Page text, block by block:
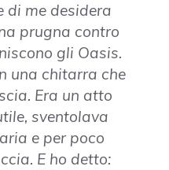
di me desidera
prugna contro
gli Oasis.
una chitarra che
Era un atto
sventolava
e per poco
E ho detto: